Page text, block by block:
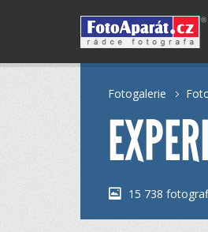
Fotogalerie
15 738